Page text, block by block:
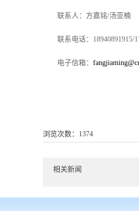
联系人： 方嘉铭/汤亚楠
联系电话： 18940891915/
电子信箱： fangjiaming
浏览次数： 1374
相关新闻